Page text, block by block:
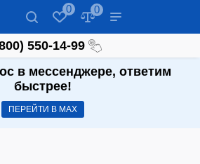
0 0
550-14-99
в мессенджере, ответим
быстрее!
ПЕРЕЙТИ В МАХ